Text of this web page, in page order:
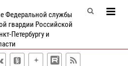
Федеральной службы
гвардии Российской
Петербургу и